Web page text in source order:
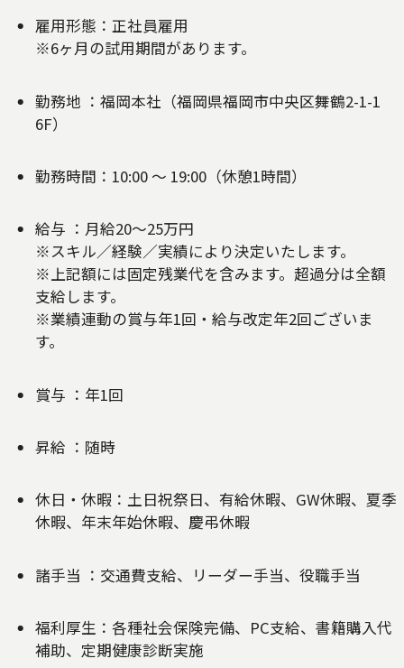
雇用形態：正社員雇用
※6ヶ月の試用期間があります。
勤務地 ：福岡本社（福岡県福岡市中央区舞鶴2-1-1
6F）
勤務時間：10:00 ～ 19:00（休憩1時間）
給与 ：月給20〜25万円
※スキル／経験／実績により決定いたします。
※上記額には固定残業代を含みます。超過分は全額
支給します。
※業績連動の賞与年1回・給与改定年2回ございま
す。
賞与 ：年1回
昇給 ：随時
休日・休暇：土日祝祭日、有給休暇、GW休暇、夏季
休暇、年末年始休暇、慶弔休暇
諸手当 ：交通費支給、リーダー手当、役職手当
福利厚生：各種社会保険完備、PC支給、書籍購入代
補助、定期健康診断実施